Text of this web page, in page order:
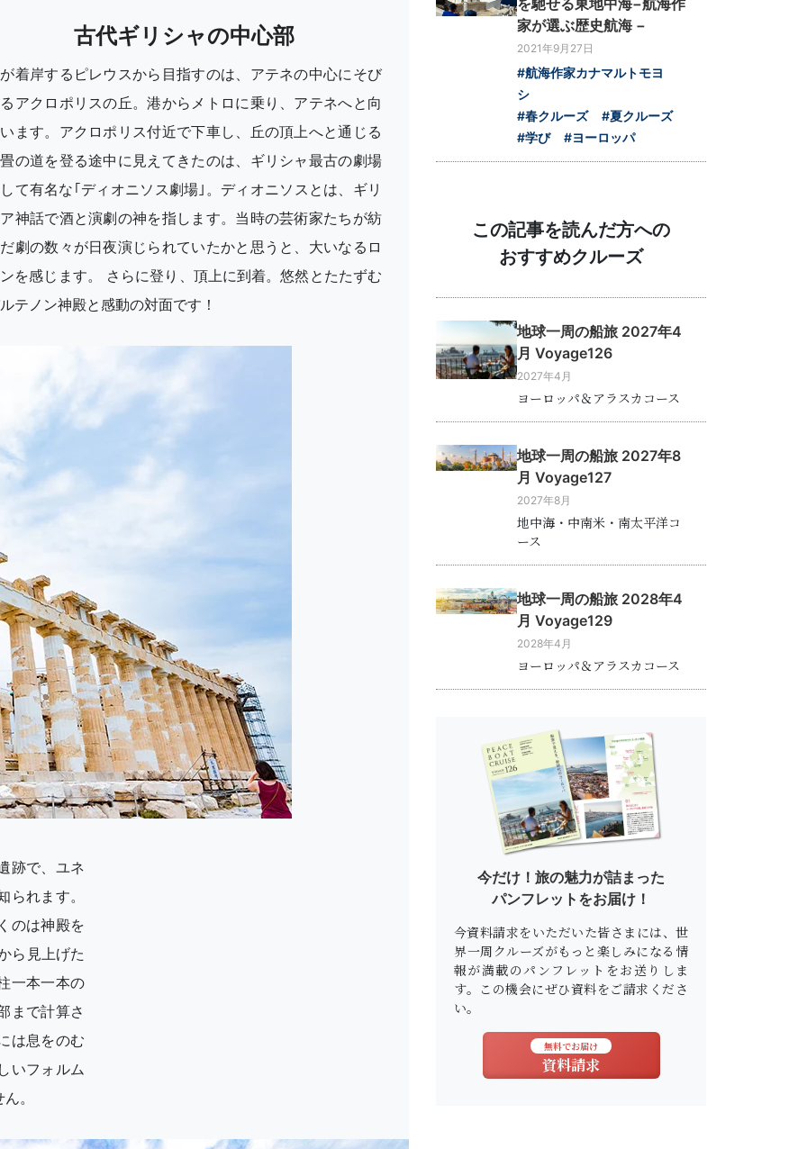
古代ギリシャの中心部
着岸するピレウスから目指すのは、アテネの中心にそび
アクロポリスの丘。港からメトロに乗り、アテネへと向
ます。アクロポリス付近で下車し、丘の頂上へと通じる
の道を登る途中に見えてきたのは、ギリシャ最古の劇場
て有名な｢ディオニソス劇場｣。ディオニソスとは、ギリ
神話で酒と演劇の神を指します。当時の芸術家たちが紡
劇の数々が日夜演じられていたかと思うと、大いなるロ
を感じます。 さらに登り、頂上に到着。悠然とたたずむ
テノン神殿と感動の対面です！
跡で、ユネ
れます。
のは神殿を
ら見上げた
一本一本の
まで計算さ
は息をのむ
いフォルム
。
家が選ぶ歴史航海 −
2021年9月27日
#航海作家カナマルトモヨ
シ
#春クルーズ
#夏クルーズ
#学び
#ヨーロッパ
この記事を読んだ方への
おすすめクルーズ
地球一周の船旅 2027年4
月 Voyage126
2027年4月
ヨーロッパ＆アラスカコース
地球一周の船旅 2027年8
月 Voyage127
2027年8月
地中海・中南米・南太平洋コ
ース
地球一周の船旅 2028年4
月 Voyage129
2028年4月
ヨーロッパ＆アラスカコース
今だけ！旅の魅力が詰まった
パンフレットをお届け！
今資料請求をいただいた皆さまには、世
界一周クルーズがもっと楽しみになる情
報が満載のパンフレットをお送りしま
す。この機会にぜひ資料をご請求くださ
い。
無料でお届け
資料請求